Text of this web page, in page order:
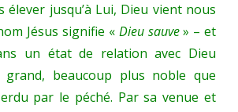
jusqu’à Lui, Dieu vient nous
Jésus signifie « Dieu sauve» – et
un état de relation avec Dieu
grand, beaucoup plus noble que
par le péché. Par sa venue et